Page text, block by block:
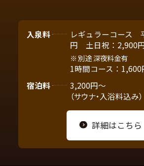
入泉料
レギュラーコース
円 土日祝：2,900
別途 深夜料金有
1時間コース：1,600
宿泊料
3,200円～
（サウナ・入浴料込み）
詳細はこちら